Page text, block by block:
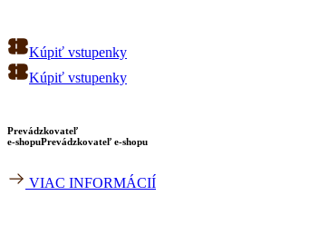
Kúpiť vstupenky
Kúpiť vstupenky
Prevádzkovateľ
e-shopuPrevádzkovateľ e-shopu
VIAC INFORMÁCIÍ